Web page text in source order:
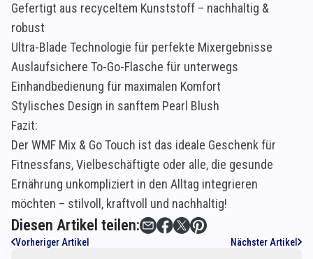
Gefertigt aus recyceltem Kunststoff – nachhaltig &
robust
Ultra-Blade Technologie für perfekte Mixergebnisse
Auslaufsichere To-Go-Flasche für unterwegs
Einhandbedienung für maximalen Komfort
Stylisches Design in sanftem Pearl Blush
Fazit:
Der WMF Mix & Go Touch ist das ideale Geschenk für
Fitnessfans, Vielbeschäftigte oder alle, die gesunde
Ernährung unkompliziert in den Alltag integrieren
möchten – stilvoll, kraftvoll und nachhaltig!
Diesen Artikel teilen:
Vorheriger Artikel Nächster Artikel